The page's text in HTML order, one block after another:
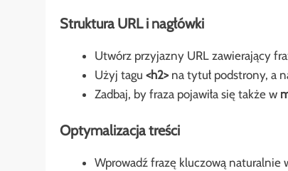
Struktura URL i nagłówki
Utwórz przyjazny URL zawierający
Użyj tagu <h2>na tytuł podstrony, a
Zadbaj, by fraza pojawiła się także w
Optymalizacja treści
Wprowadź frazę kluczową naturalnie